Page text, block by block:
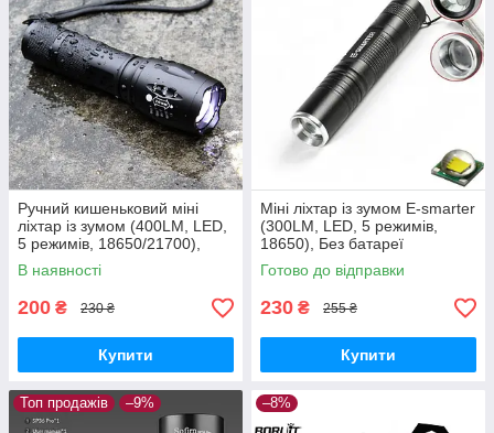
Ручний кишеньковий міні
ліхтар із зумом (400LM, LED,
5 режимів, 18650/21700),
Ліхтарик без батареї
В наявності
200 ₴ 230 ₴
Купити
Міні ліхтар із зумом E-smarter
(300LM, LED, 5 режимів,
18650), Без батареї
Готово до відправки
230 ₴ 255 ₴
Купити
Топ продажів –9% –8%